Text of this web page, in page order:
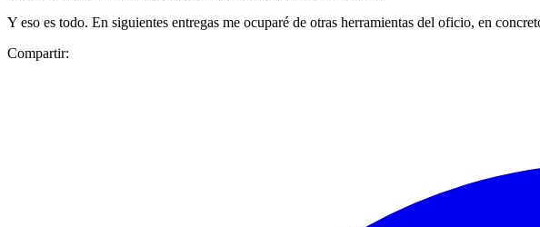
Y eso es todo. En siguientes entregas me ocuparé de otras herramientas del oficio, en
Compartir: